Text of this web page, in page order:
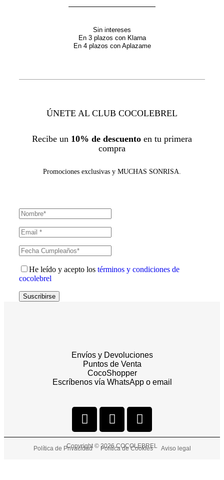
Sin intereses
En 3 plazos con Klarna
En 4 plazos con Aplazame
ÚNETE AL CLUB COCOLEBREL
Recibe un 10% de descuento en tu primera
compra
Promociones exclusivas y MUCHAS SONRISA.
He leído y acepto los términos y condiciones de
cocolebrel
Suscribirse
Envíos y Devoluciones
Puntos de Venta
CocoShopper
Escríbenos vía WhatsApp o email
Copyright © 2026 COCOLEBREL
Política de Privacidad Política de Cookies Aviso legal